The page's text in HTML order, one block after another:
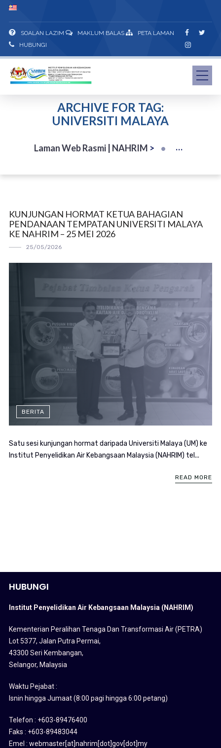
SOALAN LAZIM MAKLUM BALAS
PETA LAMAN
HUBUNGI
ARCHIVE FOR TAG:
UNIVERSITI MALAYA
Laman Web Rasmi | NAHRIM >
KUNJUNGAN HORMAT KETUA BAHAGIAN
PENDANAAN TEMPATAN UNIVERSITI MALAYA
KE NAHRIM – 25 MEI 2026
25/05/2026
BERITA
Satu sesi kunjungan hormat daripada Universiti Malaya (UM) ke
Institut Penyelidikan Air Kebangsaan Malaysia (NAHRIM) tel...
READ MORE
HUBUNGI
Institut Penyelidikan Air Kebangsaan Malaysia (NAHRIM)
Kementerian Peralihan Tenaga Dan Transformasi Air (PETRA)
Lot 5377, Jalan Putra Permai,
43300 Seri Kembangan,
Selangor, Malaysia
Waktu Pejabat :
Isnin hingga Jumaat (8:00 pagi hingga 6:00 petang)
Telefon : +603-89476400
Faks : +603-89483044
Emel : webmaster[at]nahrim[dot]gov[dot]my